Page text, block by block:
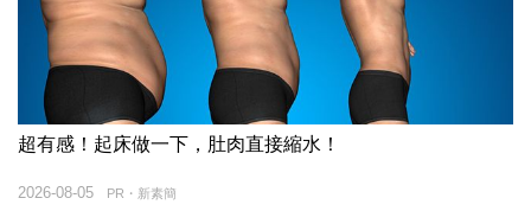
超有感！起床做一下，肚肉直接縮水！
PR・新素簡
2026-08-05